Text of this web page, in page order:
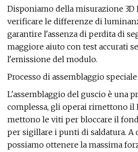
Disponiamo della misurazione 3D
verificare le differenze di
garantire l'assenza di perdita di
maggiore aiuto con test accurati
l'emissione del modulo.
Processo di assemblaggio speciale
L'assemblaggio del guscio è una
complessa, gli operai rimettono il
mettono le viti per bloccare il
per sigillare i punti di saldatura. A
possiamo ottenere la massima